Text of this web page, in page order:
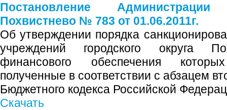
Постановление
Похвистнево № 783 от 01.06.2011г.
Об утверждении порядка
учреждений городского округа
финансового обеспечения
полученные в соответствии с абзацем
Бюджетного кодекса Российской
Скачать